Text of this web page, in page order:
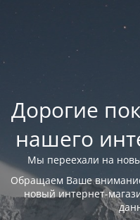
Дорогие
нашего
Мы переехали на
Обращаем Ваше
новый интернет-